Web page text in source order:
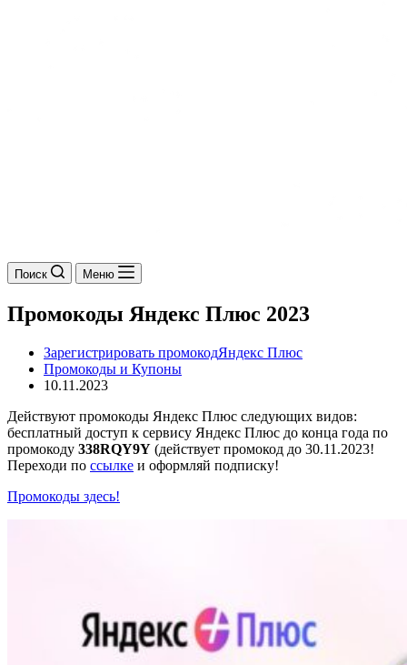
Поиск Меню
Промокоды Яндекс Плюс 2023
Зарегистрировать промокодЯндекс Плюс
Промокоды и Купоны
10.11.2023
Действуют промокоды Яндекс Плюс следующих видов:
бесплатный доступ к сервису Яндекс Плюс до конца года по
промокоду 338RQY9Y (действует промокод до 30.11.2023!
Переходи по ссылке и оформляй подписку!
Промокоды здесь!